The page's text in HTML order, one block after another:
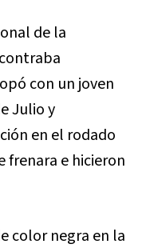
de la
con un joven
Julio y
en el rodado
frenara e hicieron
color negra en la